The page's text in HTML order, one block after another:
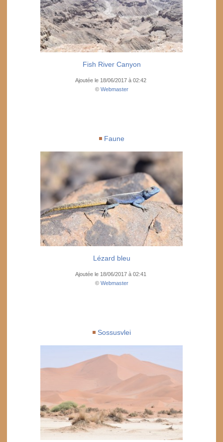
Fish River Canyon
Ajoutée le 18/06/2017 à 02:42
© Webmaster
Faune
Lézard bleu
Ajoutée le 18/06/2017 à 02:41
© Webmaster
Sossusvlei